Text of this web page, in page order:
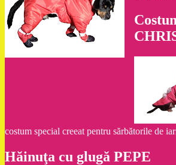
costum special creeat pentru sărbătorile de
Hăinuţa cu glugă PEPE